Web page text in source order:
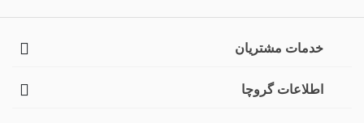
خدمات مشتریان
اطلاعات گروچا